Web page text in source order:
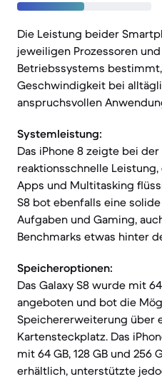
Die Leistung beider
jeweiligen Prozessoren
Betriebssystems
Geschwindigkeit bei
anspruchsvollen
Systemleistung:
Das iPhone 8 zeigte bei
reaktionsschnelle
Apps und Multitasking
S8 bot ebenfalls eine
Aufgaben und Gaming,
Benchmarks etwas hinter
Speicheroptionen:
Das Galaxy S8 wurde mit
angeboten und bot die
Speichererweiterung über
Kartensteckplatz. Das
mit 64 GB, 128 GB und 256
erhältlich, unterstützte